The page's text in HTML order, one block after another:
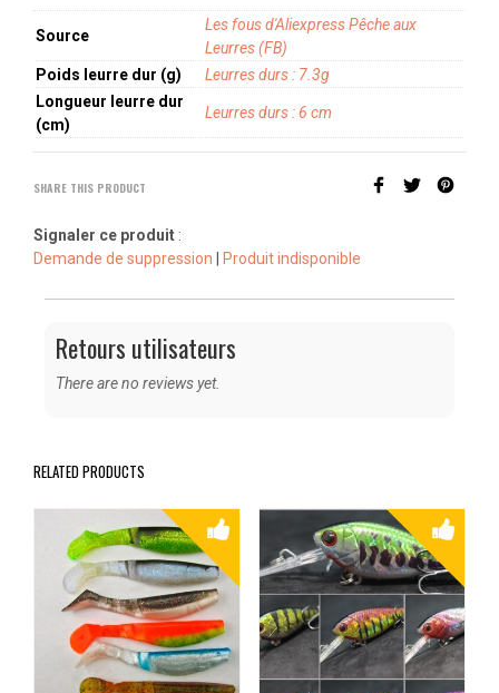
Source
Les fous d'Aliexpress Pêche aux
Leurres (FB)
Poids leurre dur (g)
Leurres durs : 7.3g
Longueur leurre dur
(cm)
Leurres durs : 6 cm
SHARE THIS PRODUCT
Signaler ce produit :
Demande de suppression
Produit indisponible
Retours utilisateurs
There are no reviews yet.
RELATED PRODUCTS